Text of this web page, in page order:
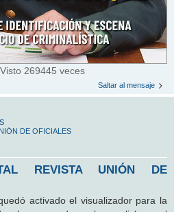
269445 veces
Saltar al mensaje
DE OFICIALES
REVISTA UNIÓN DE
activado el visualizador para la